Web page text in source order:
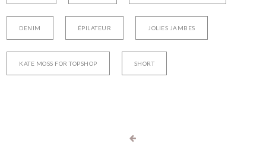
DENIM ÉPILATEUR JOLIES JAMBES
KATE MOSS FOR TOPSHOP SHORT